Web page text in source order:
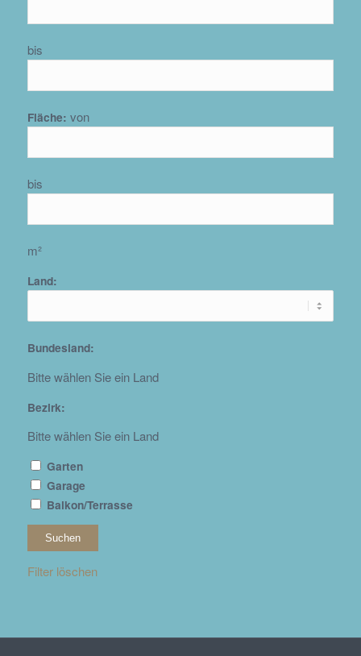
bis
Fläche: von
bis
m²
Land:
Bundesland:
Bitte wählen Sie ein Land
Bezirk:
Bitte wählen Sie ein Land
Garten
Garage
Balkon/Terrasse
Filter löschen